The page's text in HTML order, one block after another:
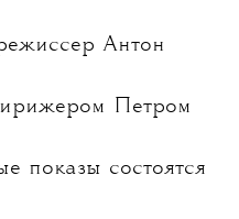
Антон
Петром
показы состоятся